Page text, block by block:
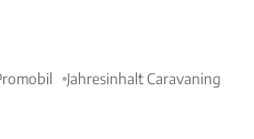
Jahresinhalt Caravaning